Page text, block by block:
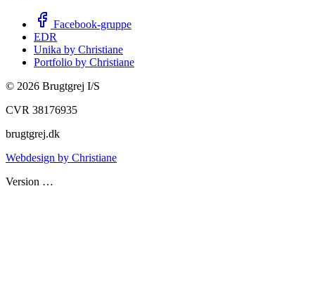
Facebook-gruppe
EDR
Unika by Christiane
Portfolio by Christiane
© 2026 Brugtgrej I/S
CVR 38176935
brugtgrej.dk
Webdesign by Christiane
Version …